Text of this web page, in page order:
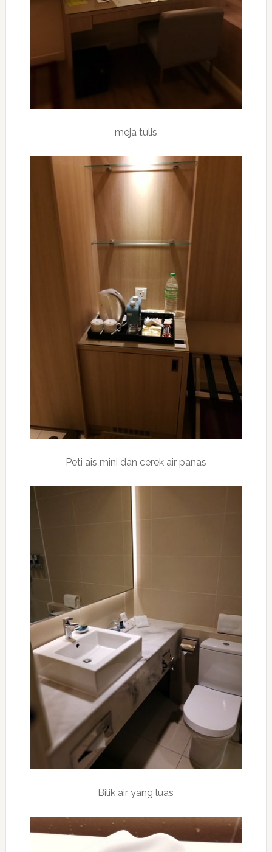
meja tulis
Peti ais mini dan cerek air panas
Bilik air yang luas